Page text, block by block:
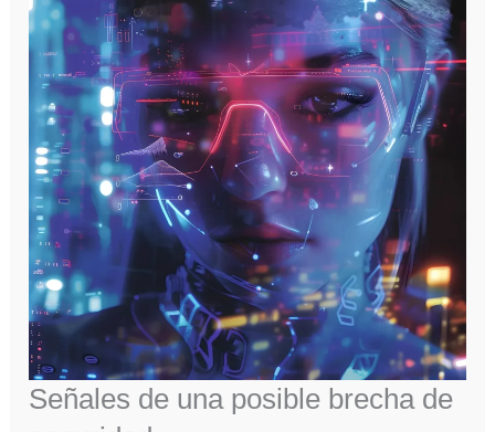
Señales de una posible brecha de